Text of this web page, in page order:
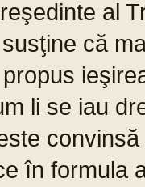
al
că
li se iau
în formula